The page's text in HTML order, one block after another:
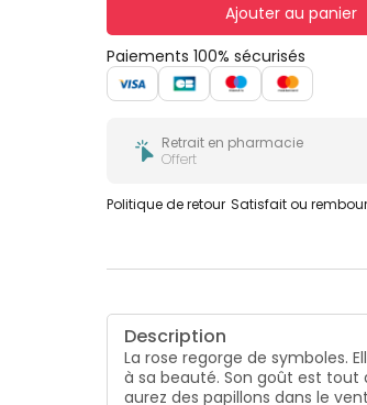
Ajouter au panier
Paiements 100% sécurisés
Retrait en pharmacie
Offert
Politique de retour Satisfait ou
Description
La rose regorge de symboles.
à sa beauté. Son goût est tout
aurez des papillons dans le